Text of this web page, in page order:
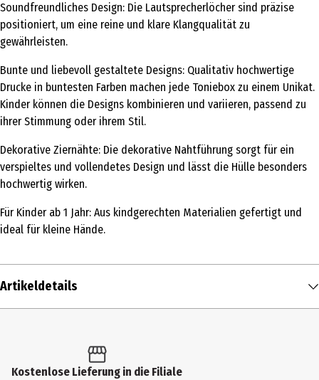
Soundfreundliches Design: Die Lautsprecherlöcher sind präzise
positioniert, um eine reine und klare Klangqualität zu
gewährleisten.
Bunte und liebevoll gestaltete Designs: Qualitativ hochwertige
Drucke in buntesten Farben machen jede Toniebox zu einem Unikat.
Kinder können die Designs kombinieren und variieren, passend zu
ihrer Stimmung oder ihrem Stil.
Dekorative Ziernähte: Die dekorative Nahtführung sorgt für ein
verspieltes und vollendetes Design und lässt die Hülle besonders
hochwertig wirken.
Für Kinder ab 1 Jahr: Aus kindgerechten Materialien gefertigt und
ideal für kleine Hände.
Artikeldetails
Produkttyp
Kostenlose Lieferung in die Filiale